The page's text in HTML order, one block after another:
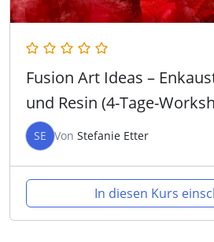
Fusion Art Ideas –
und Resin (4-Tage-
SE Von Stefanie Etter
In diesen Kurs